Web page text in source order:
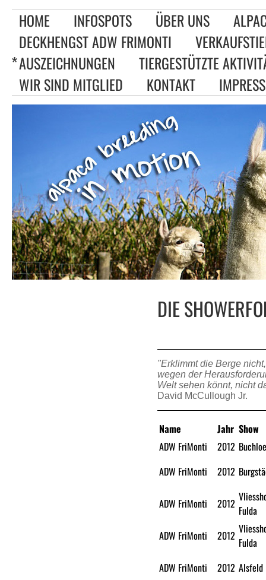
HOME INFOSPOTS ÜBER UNS
DECKHENGST ADW FRIMONTI
AUSZEICHNUNGEN
TIERGESTÜTZTE
WIR SIND MITGLIED
KONTAKT
DIE
"Erklimmt die Berge
wegen der
Welt sehen könnt, nicht
David McCullough Jr.
Name Jahr Show
ADW FriMonti
2012 Buchloe
ADW FriMonti
2012
ADW FriMonti 2012 Fulda
ADW FriMonti
2012 Fulda
ADW FriMonti
2012 Alsfeld